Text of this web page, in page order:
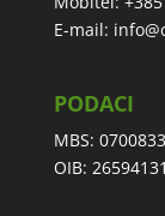
E-mail:
PODACI
MBS:
OIB: